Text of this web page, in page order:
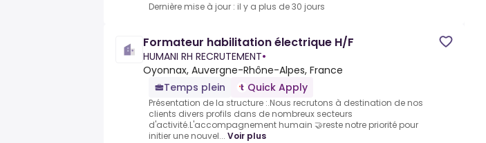
Dernière mise à jour : il y a plus de 30 jours
Formateur habilitation électrique H/F
HUMANI RH RECRUTEMENT•
Oyonnax, Auvergne-Rhône-Alpes, France
Temps plein
Quick Apply
Présentation de la structure :.Nous recrutons à destination de nos
clients divers profils dans de nombreux secteurs
d'activité.L'accompagnement humain 🤝reste notre priorité pour
initier une nouvel... Voir plus